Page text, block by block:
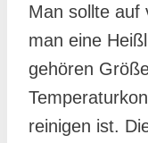
Man sollte auf
man eine
gehören
reinigen ist.